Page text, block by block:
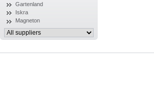
Gartenland
Iskra
Magneton